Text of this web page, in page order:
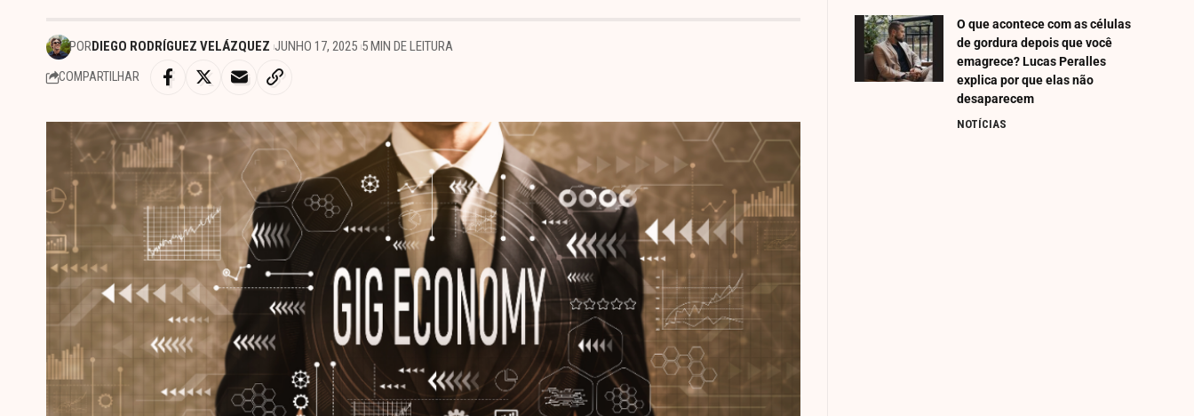
PORDIEGO RODRÍGUEZ VELÁZQUEZ JUNHO 17, 2025 5 MIN DE LEITURA
COMPARTILHAR
O que acontece com as células
de gordura depois que você
emagrece? Lucas Peralles
explica por que elas não
desaparecem
NOTÍCIAS